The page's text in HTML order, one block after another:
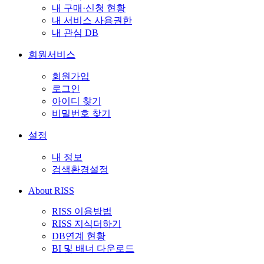
내 구매·신청 현황
내 서비스 사용권한
내 관심 DB
회원서비스
회원가입
로그인
아이디 찾기
비밀번호 찾기
설정
내 정보
검색환경설정
About RISS
RISS 이용방법
RISS 지식더하기
DB연계 현황
BI 및 배너 다운로드